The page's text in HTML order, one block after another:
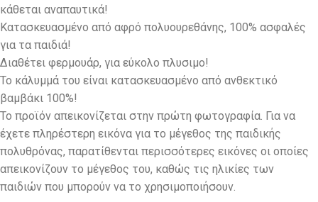
κάθεται αναπαυτικά!
Κατασκευασμένο από αφρό πολυουρεθάνης, 100% ασφαλές
για τα παιδιά!
Διαθέτει φερμουάρ, για εύκολο πλυσιμο!
Το κάλυμμά του είναι κατασκευασμένο από ανθεκτικό
βαμβάκι 100%!
To προϊόν απεικονίζεται στην πρώτη φωτογραφία. Για να
έχετε πληρέστερη εικόνα για το μέγεθος της παιδικής
πολυθρόνας, παρατίθενται περισσότερες εικόνες οι οποίες
απεικονίζουν το μέγεθος του, καθώς τις ηλικίες των
παιδιών που μπορούν να το χρησιμοποιήσουν.